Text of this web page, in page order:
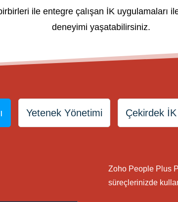
ile entegre çalışan İK uygulamaları
deneyimi yaşatabilirsiniz.
Yetenek Yönetimi Çekirdek İK
Zoho People Plus
süreçlerinizde